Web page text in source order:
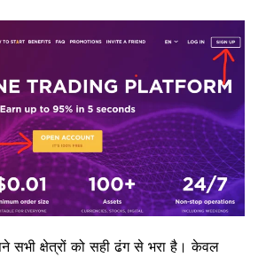
सभी क्षेत्रों को सही ढंग से भरा है। केवल